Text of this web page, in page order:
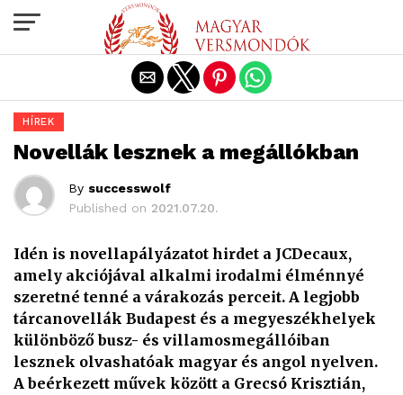
HÍREK
Novellák lesznek a megállókban
By successwolf
Published on 2021.07.20.
Idén is novellapályázatot hirdet a JCDecaux,
amely akciójával alkalmi irodalmi élménnyé
szeretné tenné a várakozás perceit. A legjobb
tárcanovellák Budapest és a megyeszékhelyek
különböző busz- és villamosmegállóiban
lesznek olvashatóak magyar és angol nyelven.
A beérkezett művek között a Grecsó Krisztián,
Exit mobile version